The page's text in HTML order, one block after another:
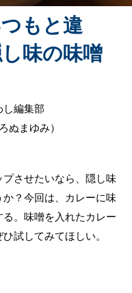
もと違
味の味噌
し編集部
ぬまゆみ）
させたいなら、隠し味
？今回は、カレーに味
。味噌を入れたカレー
試してみてほしい。